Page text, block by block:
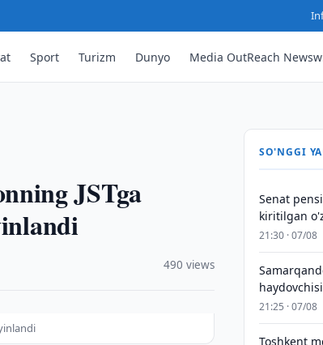
Sport Turizm Dunyo Media OutReach
JSTga
490 views
SO'NGGI
Senat
kiritilgan
21:30 · 07/08
21:25 · 07/08
Toshkent